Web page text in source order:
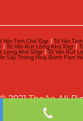
Yến Tinh Chế 10gr| Tổ Yến
Tổ Yến Rút Lông Khô 10gr
Lông Khô 50gr|Tổ Yến Rút
Sấy Thăng Hoa, Bánh Flan
2021ThoAnAll